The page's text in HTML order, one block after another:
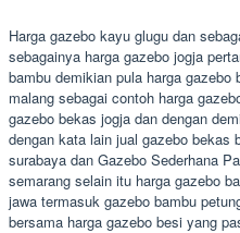
Harga gazebo kayu glugu dan
sebagainya harga gazebo jogja
bambu demikian pula harga gazebo
malang sebagai contoh harga
gazebo bekas jogja dan dengan
dengan kata lain jual gazebo bekas
surabaya dan Gazebo Sederhana
semarang selain itu harga gazebo
jawa termasuk gazebo bambu
bersama harga gazebo besi yang